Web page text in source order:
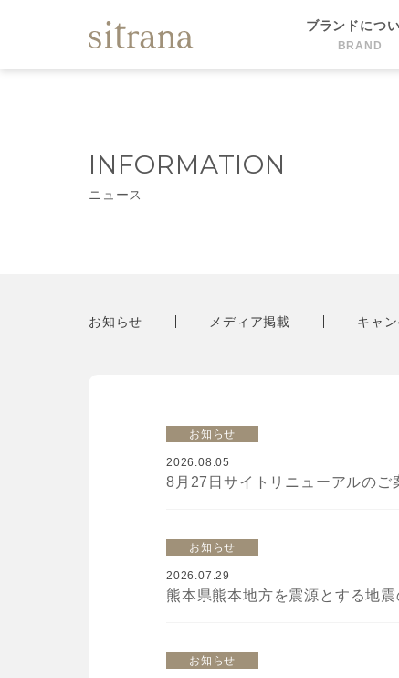
ブランドにつ
BRAND
INFORMATION
ニュース
お知らせ メディア掲載 キャ
お知らせ
2026.08.05
8月27日サイトリニューアルのご
お知らせ
2026.07.29
お知らせ